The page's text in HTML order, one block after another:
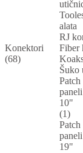
alata
Konektori
(68)
RJ
Fiber
Šuko
Patch
paneli
10"
(1)
Patch
paneli
19"